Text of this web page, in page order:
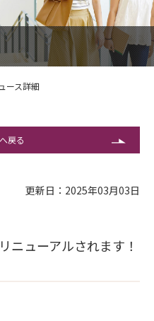
ース詳細
戻る
更新日：2025年03月03日
ニューアルされます！